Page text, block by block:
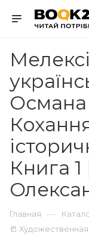
Османа
Книга
Главная —
📒